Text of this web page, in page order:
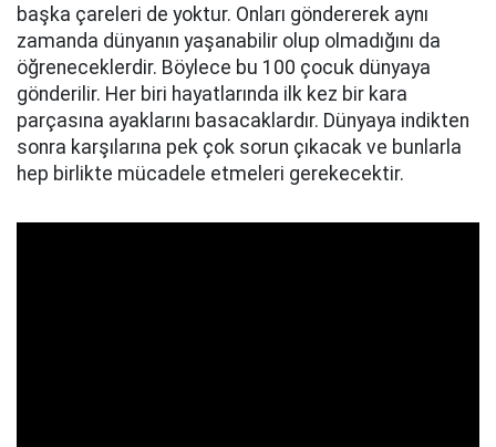
başka çareleri de yoktur. Onları göndererek aynı
zamanda dünyanın yaşanabilir olup olmadığını da
öğreneceklerdir. Böylece bu 100 çocuk dünyaya
gönderilir. Her biri hayatlarında ilk kez bir kara
parçasına ayaklarını basacaklardır. Dünyaya indikten
sonra karşılarına pek çok sorun çıkacak ve bunlarla
hep birlikte mücadele etmeleri gerekecektir.